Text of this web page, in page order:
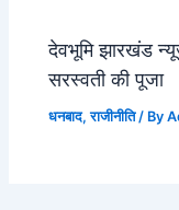
देवभूमि झारखंड
सरस्वती की पूजा
धनबाद,राजीनीति/ By